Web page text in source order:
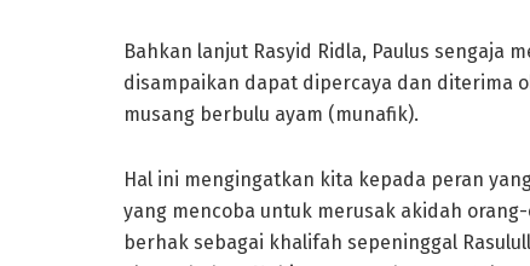
Bahkan lanjut Rasyid Ridla, Paulus sengaja
disampaikan dapat dipercaya dan diterima
musang berbulu ayam (munafik).
Hal ini mengingatkan kita kepada peran
yang mencoba untuk merusak akidah
berhak sebagai khalifah sepeninggal